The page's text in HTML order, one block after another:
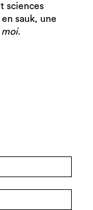
sciences
sauk, une
moi.